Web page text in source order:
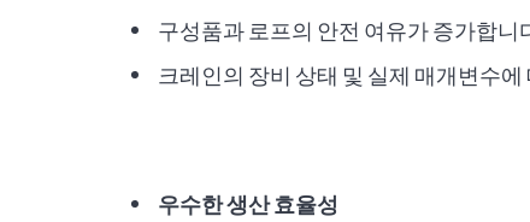
구성품과 로프의 안전 여유가 증가합니
크레인의 장비 상태 및 실제 매개변수
우수한 생산 효율성